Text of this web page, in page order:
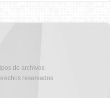
de archivos
reservados